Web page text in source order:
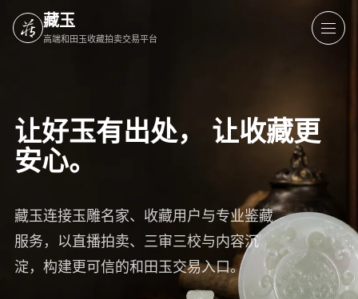
藏玉
高端和田玉收藏拍卖交易平台
让好玉有出处，
让收藏更
安心。
藏玉连接玉雕名家、收藏用户与专业鉴藏
服务，以直播拍卖、三审三校与内容沉
淀，构建更可信的和田玉交易入口。